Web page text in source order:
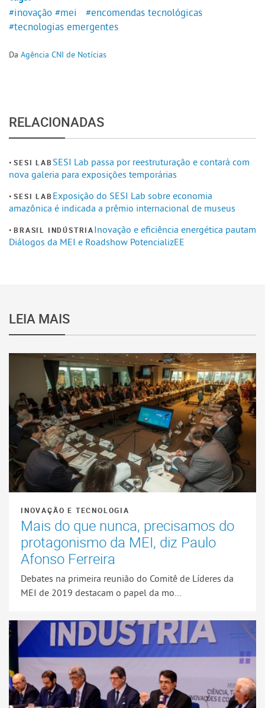
#inovação #mei
#encomendas tecnológicas
#tecnologias emergentes
Da Agência CNI de Notícias
RELACIONADAS
SESI LAB SESI Lab passa por reestruturação e contará com
nova galeria para exposições temporárias
SESI LAB Exposição do SESI Lab sobre economia
amazônica é indicada a prêmio internacional de museus
BRASIL INDÚSTRIAInovação e eficiência energética pautam
Diálogos da MEI e Roadshow PotencializEE
LEIA MAIS
INOVAÇÃO E TECNOLOGIA
Mais do que nunca, precisamos do
protagonismo da MEI, diz Paulo
Afonso Ferreira
Debates na primeira reunião do Comitê de Líderes da
MEI de 2019 destacam o papel da mo...